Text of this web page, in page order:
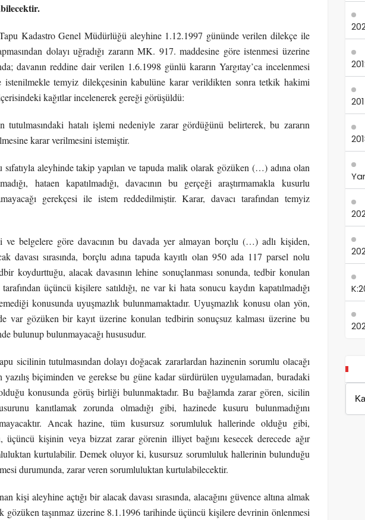
Kadastro Genel Müdürlüğü aleyhine 1.12.1997 gününde verilen dilekçe ile
dolayı uğradığı zararın MK. 917. maddesine göre istenmesi üzerine
davanın reddine dair verilen 1.6.1998 günlü kararın Yargıtay’ca incelenmesi
istenilmekle temyiz dilekçesinin kabulüne karar verildikten sonra tetkik hakimi
kağıtlar incelenerek gereği görüşüldü:
tutulmasındaki hatalı işlemi nedeniyle zarar gördüğünü belirterek, bu zararın
karar verilmesini istemiştir.
sıfatıyla aleyhinde takip yapılan ve tapuda malik olarak gözüken (…) adına olan
hataen kapatılmadığı, davacının bu gerçeği araştırmamakla kusurlu
gerekçesi ile istem reddedilmiştir. Karar, davacı tarafından temyiz
belgelere göre davacının bu davada yer almayan borçlu (…) adlı kişiden,
davası sırasında, borçlu adına tapuda kayıtlı olan 950 ada 117 parsel nolu
koydurttuğu, alacak davasının lehine sonuçlanması sonunda, tedbir konulan
üçüncü kişilere satıldığı, ne var ki hata sonucu kaydın kapatılmadığı
konusunda uyuşmazlık bulunmamaktadır. Uyuşmazlık konusu olan yön,
var gözüken bir kayıt üzerine konulan tedbirin sonuçsuz kalması üzerine bu
bulunup bulunmayacağı hususudur.
sicilinin tutulmasından dolayı doğacak zararlardan hazinenin sorumlu olacağı
yazılış biçiminden ve gerekse bu güne kadar sürdürülen uygulamadan, buradaki
konusunda görüş birliği bulunmaktadır. Bu bağlamda zarar gören, sicilin
kanıtlamak zorunda olmadığı gibi, hazinede kusuru bulunmadığını
Ancak hazine, tüm kusursuz sorumluluk hallerinde olduğu gibi,
kişinin veya bizzat zarar görenin illiyet bağını kesecek derecede ağır
kurtulabilir. Demek oluyor ki, kusursuz sorumluluk hallerinin bulunduğu
durumunda, zarar veren sorumluluktan kurtulabilecektir.
kişi aleyhine açtığı bir alacak davası sırasında, alacağını güvence altına almak
gözüken taşınmaz üzerine 8.1.1996 tarihinde üçüncü kişilere devrinin önlenmesi